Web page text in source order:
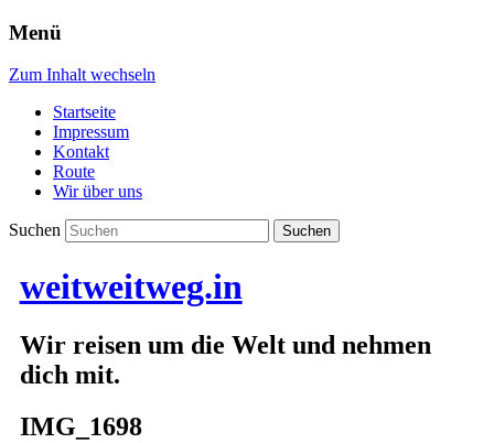
Menü
Zum Inhalt wechseln
Startseite
Impressum
Kontakt
Route
Wir über uns
Suchen
weitweitweg.in
Wir reisen um die Welt und nehmen
dich mit.
IMG_1698